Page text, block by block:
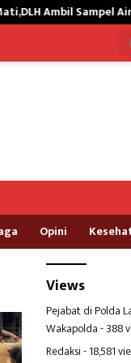
Sampel Air Kali Way
Opini
Views
Pejabat di Polda
Wakapolda- 388
Redaksi- 18,581